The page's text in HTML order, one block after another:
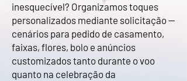
inesquecível? Organizamos toques
personalizados mediante solicitação —
cenários para pedido de casamento,
faixas, flores, bolo e anúncios
customizados tanto durante o voo
quanto na celebração da